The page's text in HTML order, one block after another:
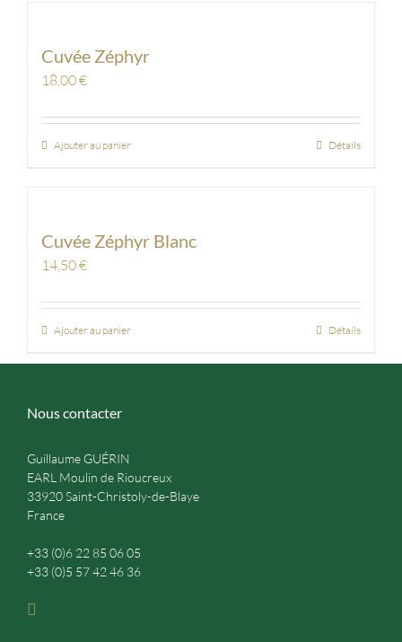
Cuvée Zéphyr
18,00€
Ajouter au panier Détails
Cuvée Zéphyr Blanc
14,50€
Ajouter au panier Détails
Nous contacter
Guillaume GUÉRIN
EARL Moulin de Rioucreux
33920 Saint-Christoly-de-Blaye
France
+33 (0)6 22 85 06 05
+33 (0)5 57 42 46 36